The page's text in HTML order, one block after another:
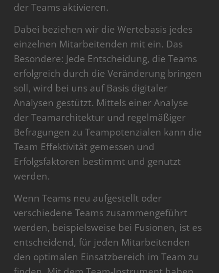
der Teams aktivieren.
Dabei beziehen wir die Wertebasis jedes
einzelnen Mitarbeitenden mit ein. Das
Besondere: Jede Entscheidung, die Teams
erfolgreich durch die Veränderung bringen
soll, wird bei uns auf Basis digitaler
Analysen gestützt. Mittels einer Analyse
der Teamarchitektur und regelmäßiger
Befragungen zu Teampotenzialen kann die
Team Effektivität gemessen und
Erfolgsfaktoren bestimmt und genutzt
werden.
Wenn Teams neu aufgestellt oder
verschiedene Teams zusammengeführt
werden, beispielsweise bei Fusionen, ist es
entscheidend, für jeden Mitarbeitenden
den optimalen Einsatzbereich im Team zu